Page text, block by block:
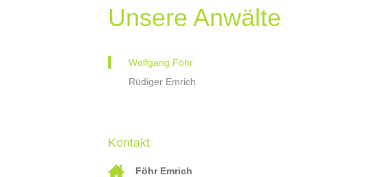
Unsere Anwälte
Wolfgang Föhr
Rüdiger Emrich
Kontakt
Föhr Emrich